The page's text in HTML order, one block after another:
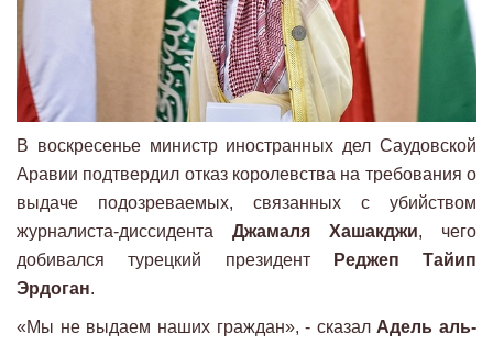
В воскресенье министр иностранных дел Саудовской
Аравии подтвердил отказ королевства на требования о
выдаче подозреваемых, связанных с убийством
журналиста-диссидента Джамаля Хашакджи, чего
добивался турецкий президент
Реджеп Тайип
Эрдоган.
«Мы не выдаем наших граждан», - сказал Адель аль-